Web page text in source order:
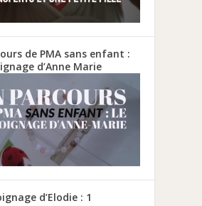
de PMA sans enfant :
d’Anne Marie
d’Elodie : 1